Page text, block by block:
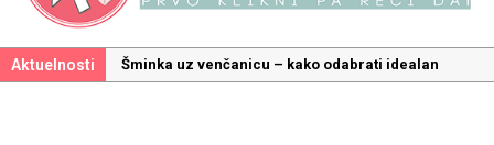
Aktuelnosti
Šminka uz venčanicu – kako odabrati idealan